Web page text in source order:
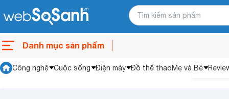
Danh mục sản phẩm
Công nghệ Cuộc sống Điện máy Đồ thể thaoMẹ và Bé